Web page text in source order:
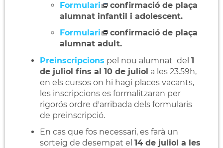
Formulari
confirmació de plaça
alumnat infantil i adolescent.
Formulari
confirmació de plaça
alumnat adult.
Preinscripcions pel nou alumnat del 1
de juliol fins al 10 de juliol a les 23.59h,
en els cursos on hi hagi places vacants,
les inscripcions es formalitzaran per
rigorós ordre d'arribada dels formularis
de preinscripció.
En cas que fos necessari, es farà un
sorteig de desempat el 14 de juliol a les